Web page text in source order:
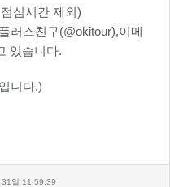
심시간 제외)
러스친구(@okitour),이메
있습니다.
니다.)
31일 11:59:39